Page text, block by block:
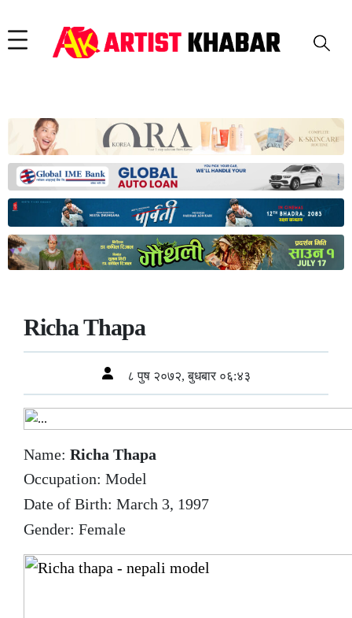
Richa Thapa
८ पुष २०७२, बुधबार ०६:४३
Name: Richa Thapa
Occupation: Model
Date of Birth: March 3, 1997
Gender: Female